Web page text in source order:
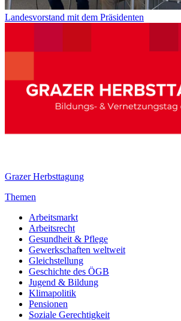
Landesvorstand mit dem Präsidenten
Grazer Herbsttagung
Themen
Arbeitsmarkt
Arbeitsrecht
Gesundheit & Pflege
Gewerkschaften weltweit
Gleichstellung
Geschichte des ÖGB
Jugend & Bildung
Klimapolitik
Pensionen
Soziale Gerechtigkeit